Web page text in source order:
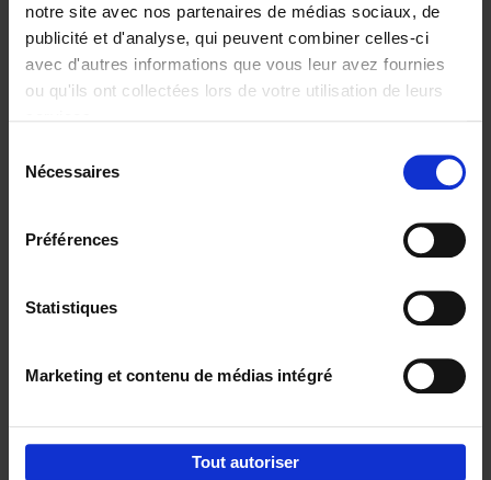
notre site avec nos partenaires de médias sociaux, de
publicité et d'analyse, qui peuvent combiner celles-ci
avec d'autres informations que vous leur avez fournies
ou qu'ils ont collectées lors de votre utilisation de leurs
Nécessaires
Préférences
Statistiques
Marketing et contenu de médias intégré
Tout autoriser
€29,99
Digital marketing like a PRO -
completely revised edition (EN)